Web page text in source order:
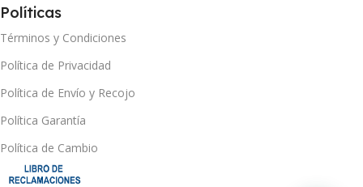
Políticas
Términos y Condiciones
Política de Privacidad
Política de Envío y Recojo
Política Garantía
Política de Cambio